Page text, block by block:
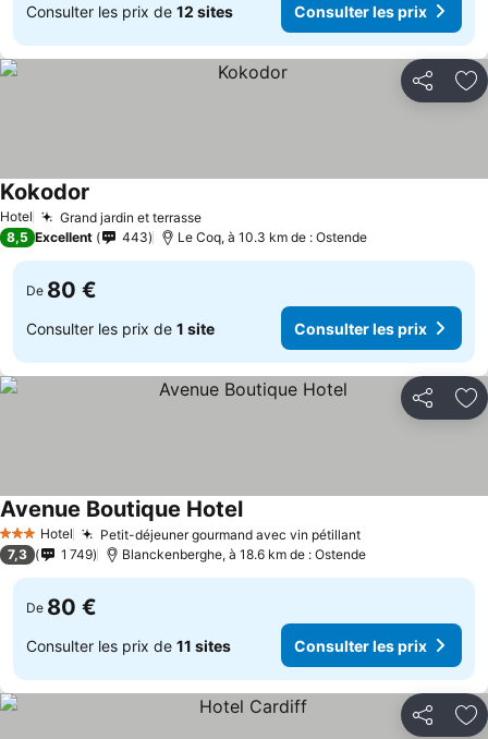
Consulter les prix de 12 sites Consulter les prix
Partager
Hotel Grand jardin et terrasseConsulter les prix
Kokodor
8,5 Excellent 443 Le Coq, à 10.3 km de : Ostende
De 80 €
Consulter les prix de 1 site Consulter les prix
Partager
3 ÉtoilesHotel Petit-déjeuner gourmand avec vin pétillantConsulter les
Avenue Boutique HotelConsulter les prix
7,3 1 749 Blanckenberghe, à 18.6 km de : Ostende
De 80 €
Consulter les prix de 11 sites Consulter les prix
Partager